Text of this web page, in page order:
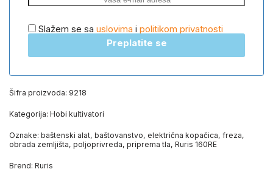
Slažem se sa uslovima i politikom privatnosti
Preplatite se
Šifra proizvoda: 9218
Kategorija: Hobi kultivatori
Oznake: baštenski alat, baštovanstvo, električna kopačica, freza,
obrada zemljišta, poljoprivreda, priprema tla, Ruris 160RE
Brend: Ruris